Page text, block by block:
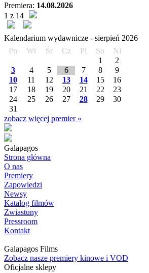
Premiera: 14.08.2026
1 z 14
Kalendarium wydawnicze - sierpień 2026
Pn
Wt Śr Cz Pi So
Ni
1
2
3
4 5 6 7 8
9
10
11 12 13 14 15
16
17
18 19 20 21 22
23
24
25 26 27 28 29
30
31
zobacz więcej premier »
Galapagos
Strona główna
O nas
Premiery
Zapowiedzi
Newsy
Katalog filmów
Zwiastuny
Pressroom
Kontakt
Galapagos Films
Zobacz nasze premiery kinowe i VOD
Oficjalne sklepy